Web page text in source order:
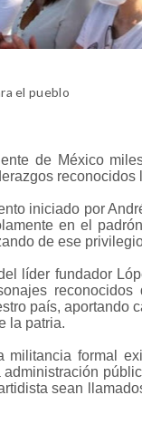
el pueblo
de México
iniciado por
en el
de ese
líder fundador
país, aportando
la patria.
militancia formal
administración
sean